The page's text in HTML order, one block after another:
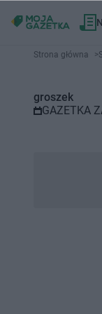
Gazetka
Strona główna >
groszek
GAZETKA